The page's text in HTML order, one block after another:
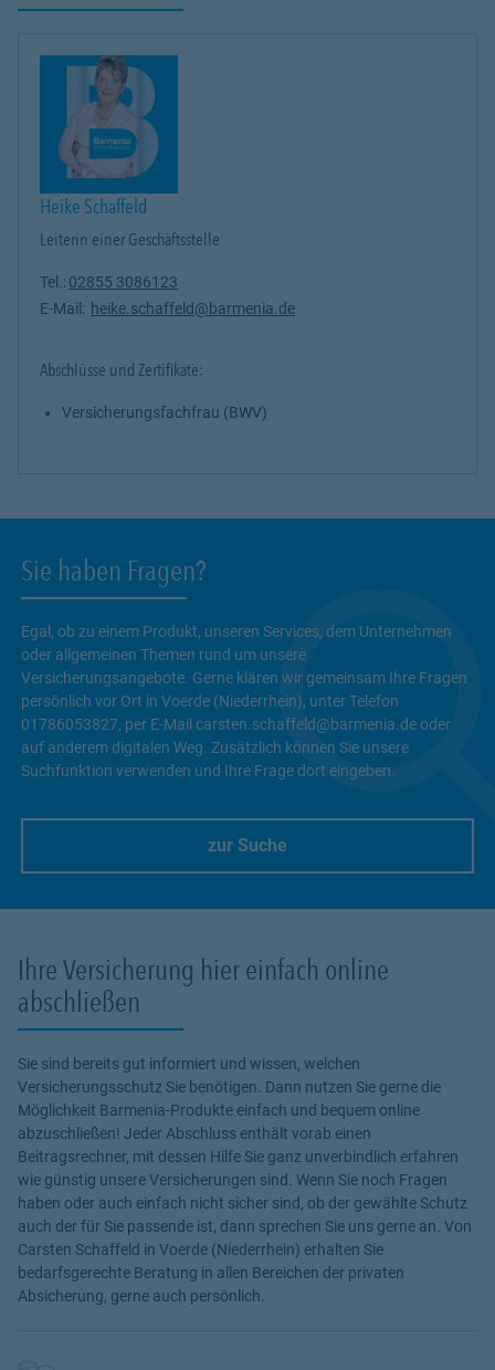
Heike Schaffeld
Leiterin einer Geschäftsstelle
Tel.: 02855 3086123
E-Mail: heike.schaffeld@barmenia.de
Abschlüsse und Zertifikate:
Versicherungsfachfrau (BWV)
Sie haben Fragen?
Egal, ob zu einem Produkt, unseren Services, dem Unternehmen
oder allgemeinen Themen rund um unsere
Versicherungsangebote. Gerne klären wir gemeinsam Ihre Fragen
persönlich vor Ort in Voerde (Niederrhein), unter Telefon
01786053827, per E-Mail carsten.schaffeld@barmenia.de oder
auf anderem digitalen Weg. Zusätzlich können Sie unsere
Suchfunktion verwenden und Ihre Frage dort eingeben.
zur Suche
Ihre Versicherung hier einfach online
abschließen
Sie sind bereits gut informiert und wissen, welchen
Versicherungsschutz Sie benötigen. Dann nutzen Sie gerne die
Möglichkeit Barmenia-Produkte einfach und bequem online
abzuschließen! Jeder Abschluss enthält vorab einen
Beitragsrechner, mit dessen Hilfe Sie ganz unverbindlich erfahren
wie günstig unsere Versicherungen sind. Wenn Sie noch Fragen
haben oder auch einfach nicht sicher sind, ob der gewählte Schutz
auch der für Sie passende ist, dann sprechen Sie uns gerne an. Von
Carsten Schaffeld in Voerde (Niederrhein) erhalten Sie
bedarfsgerechte Beratung in allen Bereichen der privaten
Absicherung, gerne auch persönlich.